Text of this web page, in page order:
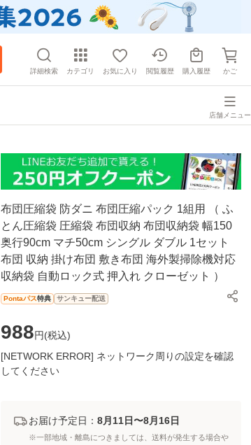
詳細検索 カテゴリ お気に入り 閲覧履歴 購入履歴 かご
店舗メニュー
布団圧縮袋 防ダニ 布団圧縮パック 1組用 （ ふ
とん圧縮袋 圧縮袋 布団収納 布団収納袋 幅150
奥行90cm マチ50cm シングル ダブル 1セット
布団 収納 掛け布団 敷き布団 海外製掃除機対応
収納袋 自動ロック式 押入れ クローゼット ）
Pontaパス特典 サンキュー配送
988円(税込)
[NETWORK ERROR] ネットワーク周りの設定を確認
してください
お届け予定日： 8月11日〜8月16日
※一部地域・離島につきましては、送料が発生する場合や